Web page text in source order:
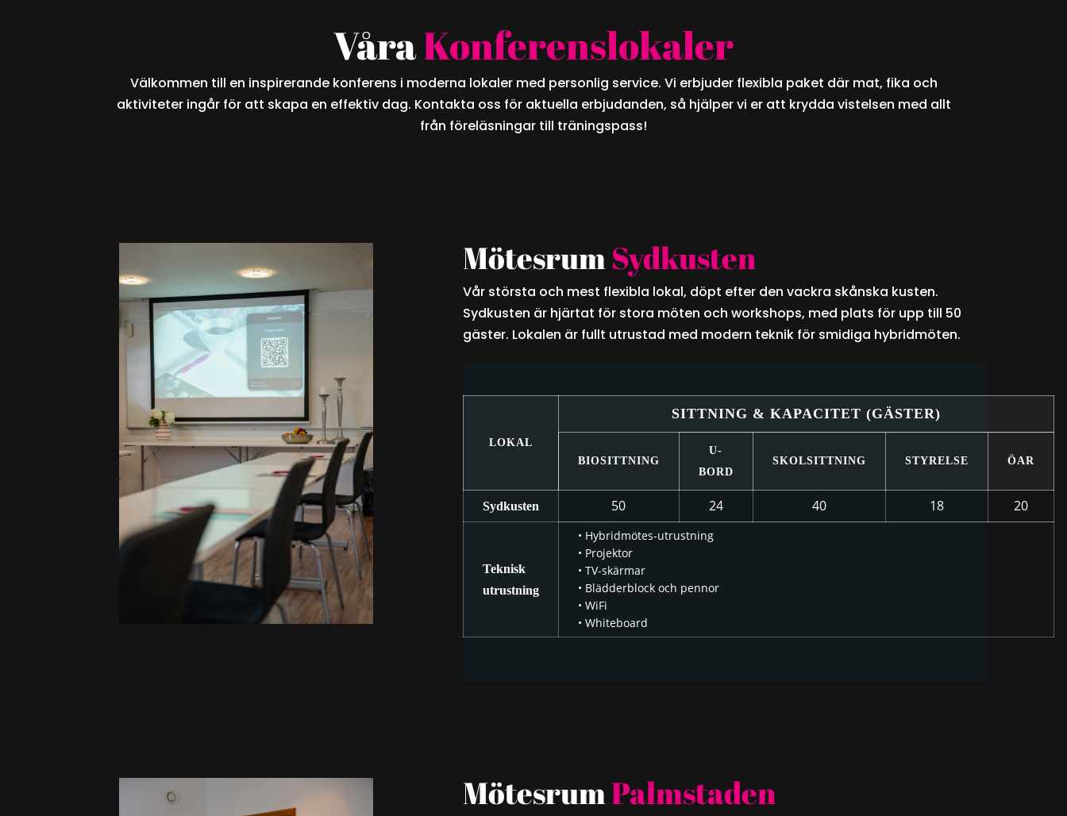
VåraKonferenslokaler
Välkommen till en inspirerande konferens i moderna lokaler med personlig service. Vi erbjuder flexibla paket där mat, fika och
aktiviteter ingår för att skapa en effektiv dag. Kontakta oss för aktuella erbjudanden, så hjälper vi er att krydda vistelsen med allt
från föreläsningar till träningspass!
MötesrumSydkusten
Vår största och mest flexibla lokal, döpt efter den vackra skånska kusten.
Sydkusten är hjärtat för stora möten och workshops, med plats för upp till 50
gäster. Lokalen är fullt utrustad med modern teknik för smidiga hybridmöten.
LOKAL
SITTNING & KAPACITET (GÄSTER)
BIOSITTNING
U-
BORD
SKOLSITTNING STYRELSE ÖAR
Sydkusten 50 24 40 18 20
Teknisk
utrustning
• Hybridmötes-utrustning
• Projektor
• TV-skärmar
• Blädderblock och pennor
• WiFi
• Whiteboard
MötesrumPalmstaden